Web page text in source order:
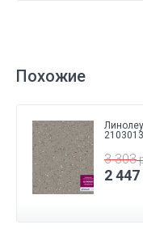
Похожие
3 303
2 447